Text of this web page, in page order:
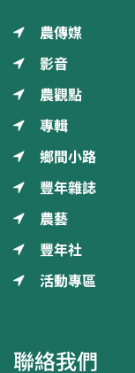
農傳媒
影音
農觀點
專輯
鄉間小路
豐年雜誌
農藝
豐年社
活動專區